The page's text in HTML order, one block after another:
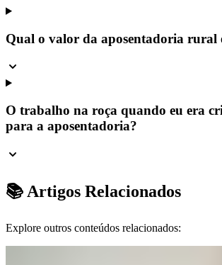
Qual o valor da aposentadoria rural
O trabalho na roça quando eu era
para a aposentadoria?
📚 Artigos Relacionados
Explore outros conteúdos relacionados: